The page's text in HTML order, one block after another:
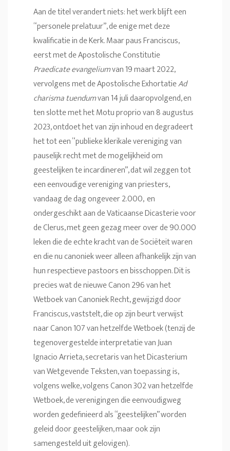
Aan de titel verandert niets: het werk blijft een
“personele prelatuur”, de enige met deze
kwalificatie in de Kerk. Maar paus Franciscus,
eerst met de Apostolische Constitutie
Praedicate evangeliumvan 19 maart 2022,
vervolgens met de Apostolische ExhortatieAd
charisma tuendumvan 14 juli daaropvolgend, en
ten slotte met het Motu proprio van 8 augustus
2023, ontdoet het van zijn inhoud en degradeert
het tot een “publieke klerikale vereniging van
pauselijk recht met de mogelijkheid om
geestelijken te incardineren”, dat wil zeggen tot
een eenvoudige vereniging van priesters,
vandaag de dag ongeveer 2.000, en
ondergeschikt aan de Vaticaanse Dicasterie voor
de Clerus, met geen gezag meer over de 90.000
leken die de echte kracht van de Sociëteit waren
en die nu canoniek weer alleen afhankelijk zijn van
hun respectieve pastoors en bisschoppen. Dit is
precies wat de nieuwe Canon 296 van het
Wetboek van Canoniek Recht, gewijzigd door
Franciscus, vaststelt, die op zijn beurt verwijst
naar Canon 107 van hetzelfde Wetboek (tenzij de
tegenovergestelde interpretatie van Juan
Ignacio Arrieta, secretaris van het Dicasterium
van Wetgevende Teksten, van toepassing is,
volgens welke, volgens Canon 302 van hetzelfde
Wetboek, de verenigingen die eenvoudigweg
worden gedefinieerd als “geestelijken” worden
geleid door geestelijken, maar ook zijn
samengesteld uit gelovigen).